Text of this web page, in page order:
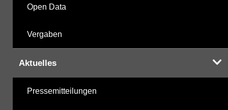
Open Data
Vergaben
Aktuelles
Pressemitteilungen